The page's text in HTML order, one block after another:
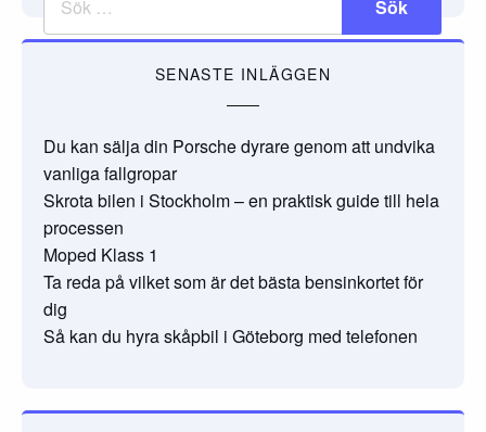
SENASTE INLÄGGEN
Du kan sälja din Porsche dyrare genom att undvika
vanliga fallgropar
Skrota bilen i Stockholm – en praktisk guide till hela
processen
Moped Klass 1
Ta reda på vilket som är det bästa bensinkortet för
dig
Så kan du hyra skåpbil i Göteborg med telefonen